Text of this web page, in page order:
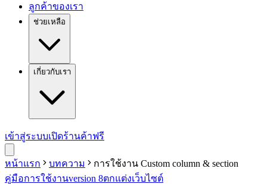
ลูกค้าของเรา
ช่วยเหลือ
เกี่ยวกับเรา
เข้าสู่ระบบเปิดร้านค้าฟรี
หน้าแรก บทความ
การใช้งาน Custom column & section
คู่มือการใช้งานversion 8ตกแต่งเว็บไซต์